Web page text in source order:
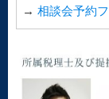
→ 相談会予約